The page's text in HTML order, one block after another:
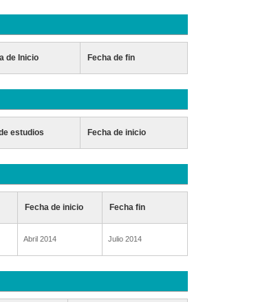
de Inicio Fecha de fin
estudios Fecha de inicio
Fecha de inicio Fecha fin
Abril 2014 Julio 2014